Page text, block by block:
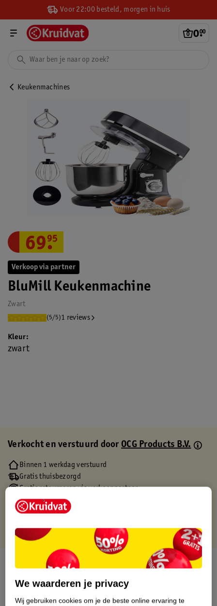
Voor 22:00 besteld, morgen in huis
0.
00
Keukenmachines
Verkoop via partner
BluMill Keukenmachine
Zwart
(5/5)1 reviews
69.
95
Kleur
zwart
Verkocht en verstuurd doorOCG Products B.V.
Binnen 1 werkdag verstuurd
Gratis thuisbezorgd
Gratis retourneren via verkooppartner.
Gratis punten met je Kruidvat kaart
Over dit product
Productinformatie
We waarderen je privacy
Wij gebruiken cookies om je de beste online ervaring te